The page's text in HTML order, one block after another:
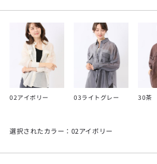
02アイボリー 03ライトグレー 30茶
選択されたカラー：02アイボリー